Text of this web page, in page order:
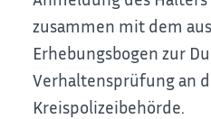
zusammen mit dem
Erhebungsbogen zur
Verhaltensprüfung an
Kreispolizeibehörde.